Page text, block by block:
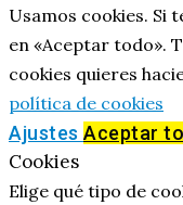
Usamos cookies. Si
en «Aceptar todo».
cookies quieres
política de cookies
Ajustes Aceptar
Cookies
Elige qué tipo de